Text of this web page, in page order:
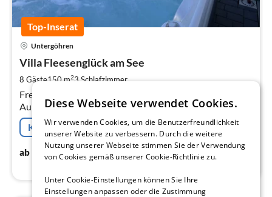
Top-Inserat
Untergöhren
Villa Fleesenglück am See
8 Gäste150 m23Schlafzimmer
Freistehendes Luxushaus der Extraklasse mit
Außenwhirlpool, Sauna, Gaskamin und Seeblick.
Haustiere sind willkommen. Die Seevilla hat ein großes
Herz für Kinder !!
Kostenfreie Stornierung
ab 154€ / Nacht
Diese Webseite verwendet Cookies.
Wir verwenden Cookies, um die Benutzerfreundlichkeit
unserer Website zu verbessern. Durch die weitere
Nutzung unserer Webseite stimmen Sie der Verwendung
von Cookies gemäß unserer Cookie-Richtlinie zu.
Unter Cookie-Einstellungen können Sie Ihre
Einstellungen anpassen oder die Zustimmung